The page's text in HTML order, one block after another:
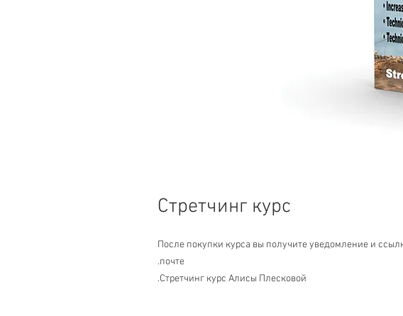
Стретчинг курс
После покупки курса вы получите уведомление и
почте.
Стретчинг курс Алисы Плесковой.